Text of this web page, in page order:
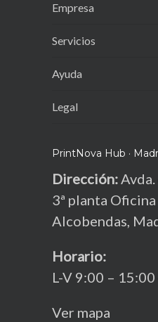
Empresa
Servicios
Ayuda
Legal
PrintNova Hub ·
Dirección:
3ª planta
Alcobendas,
Horario:
L-V 9:00 –
Ver mapa